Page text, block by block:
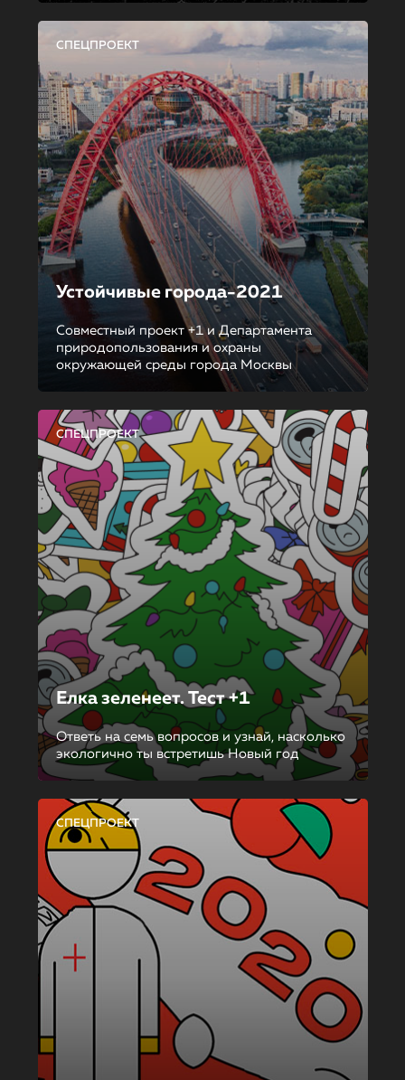
СПЕЦПРОЕКТ
Устойчивые города-2021
Совместный проект +1 и Департамента
природопользования и охраны
окружающей среды города Москвы
СПЕЦПРОЕКТ
Елка зеленеет. Тест +1
Ответь на семь вопросов и узнай, насколько
экологично ты встретишь Новый год
СПЕЦПРОЕКТ